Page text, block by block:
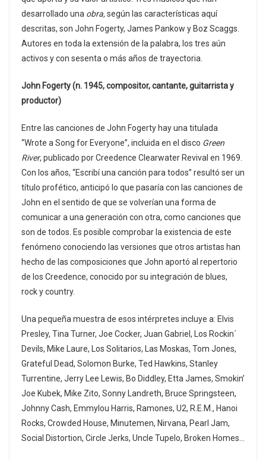
desarrollado una obra,según las características aquí
descritas, son John Fogerty, James Pankow y Boz Scaggs.
Autores en toda la extensión de la palabra, los tres aún
activos y con sesenta o más años de trayectoria.
John Fogerty (n. 1945, compositor, cantante, guitarrista y
productor)
Entre las canciones de John Fogerty hay una titulada
“Wrote a Song for Everyone”, incluida en el disco Green
River, publicado por Creedence Clearwater Revival en 1969.
Con los años, “Escribí una canción para todos” resultó ser un
título profético, anticipó lo que pasaría con las canciones de
John en el sentido de que se volverían una forma de
comunicar a una generación con otra, como canciones que
son de todos. Es posible comprobar la existencia de este
fenómeno conociendo las versiones que otros artistas han
hecho de las composiciones que John aportó al repertorio
de los Creedence, conocido por su integración de blues,
rock y country.
Una pequeña muestra de esos intérpretes incluye a: Elvis
Presley, Tina Turner, Joe Cocker, Juan Gabriel, Los Rockin´
Devils, Mike Laure, Los Solitarios, Las Moskas, Tom Jones,
Grateful Dead, Solomon Burke, Ted Hawkins, Stanley
Turrentine, Jerry Lee Lewis, Bo Diddley, Etta James, Smokin’
Joe Kubek, Mike Zito, Sonny Landreth, Bruce Springsteen,
Johnny Cash, Emmylou Harris, Ramones, U2, R.E.M., Hanoi
Rocks, Crowded House, Minutemen, Nirvana, Pearl Jam,
Social Distortion, Circle Jerks, Uncle Tupelo, Broken Homes…